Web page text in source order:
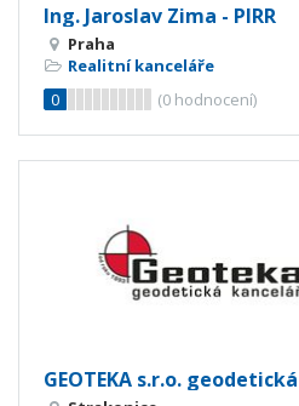
Ing. Jaroslav Zima - PIRR
Praha
Realitní kanceláře
0
(0 hodnocení)
GEOTEKA s.r.o.